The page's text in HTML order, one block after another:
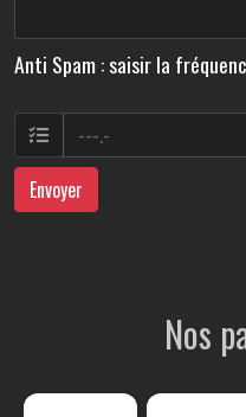
Anti Spam : saisir la
Envoyer
Nos